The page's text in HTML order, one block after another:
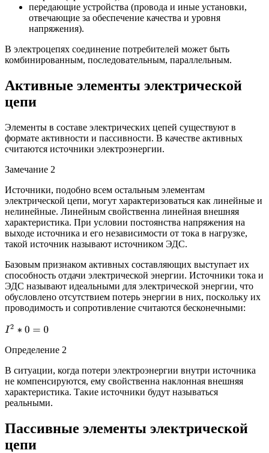
передающие устройства (провода и иные установки,
отвечающие за обеспечение качества и уровня
напряжения).
В электроцепях соединение потребителей может быть
комбинированным, последовательным, параллельным.
Активные элементы электрической
цепи
Элементы в составе электрических цепей существуют в
формате активности и пассивности. В качестве активных
считаются источники электроэнергии.
Замечание 2
Источники, подобно всем остальным элементам
электрической цепи, могут характеризоваться как линейные и
нелинейные. Линейным свойственна линейная внешняя
характеристика. При условии постоянства напряжения на
выходе источника и его независимости от тока в нагрузке,
такой источник называют источником ЭДС.
Базовым признаком активных составляющих выступает их
способность отдачи электрической энергии. Источники тока и
ЭДС называют идеальными для электрической энергии, что
обусловлено отсутствием потерь энергии в них, поскольку их
проводимость и сопротивление считаются бесконечными:
I2∗0= 0
Определение 2
В ситуации, когда потери электроэнергии внутри источника
не компенсируются, ему свойственна наклонная внешняя
характеристика. Такие источники будут называться
реальными.
Пассивные элементы электрической
цепи